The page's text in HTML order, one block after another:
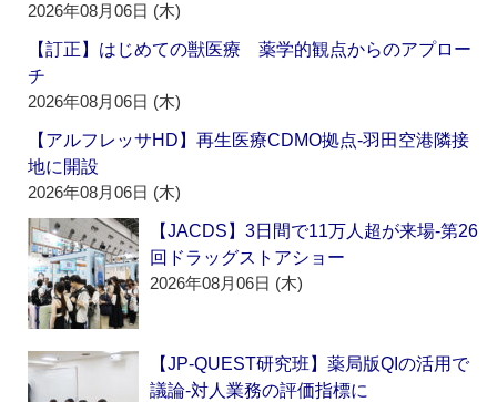
2026年08月06日 (木)
【訂正】はじめての獣医療 薬学的観点からのアプロー
チ
2026年08月06日 (木)
【アルフレッサHD】再生医療CDMO拠点‐羽田空港隣接
地に開設
2026年08月06日 (木)
【JACDS】3日間で11万人超が来場‐第26
回ドラッグストアショー
2026年08月06日 (木)
【JP-QUEST研究班】薬局版QIの活用で
議論‐対人業務の評価指標に